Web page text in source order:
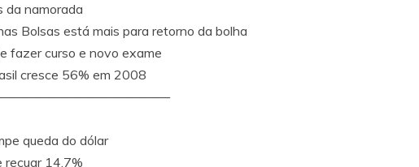
da namorada
Bolsas está mais para retorno da bolha
fazer curso e novo exame
cresce 56% em 2008
queda do dólar
recuar 14,7%